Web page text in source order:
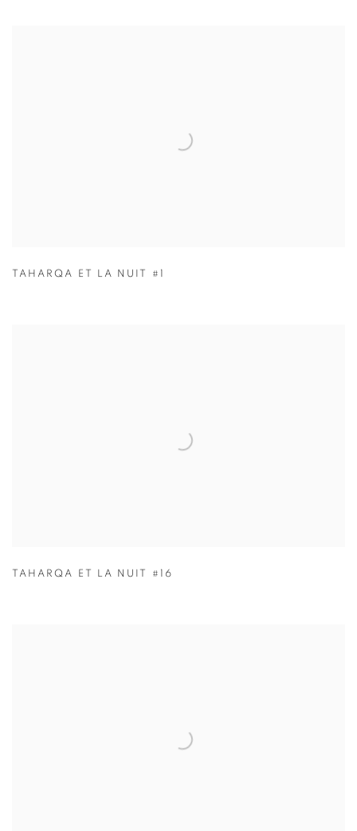
TAHARQA ET LA NUIT #1
TAHARQA ET LA NUIT #16